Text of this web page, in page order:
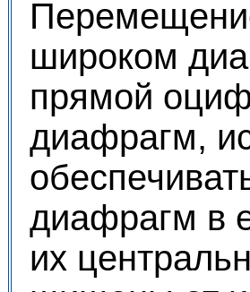
широком
прямой
диафрагм,
диафрагм в
их